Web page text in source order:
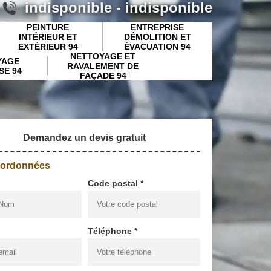
indisponible- indisponible
PEINTURE
INTÉRIEUR ET
EXTÉRIEUR 94
ENTREPRISE
DÉMOLITION ET
ÉVACUATION 94
94
NETTOYAGE ET
RAVALEMENT DE
FAÇADE 94
Demandez un devis gratuit
Code postal *
Téléphone *